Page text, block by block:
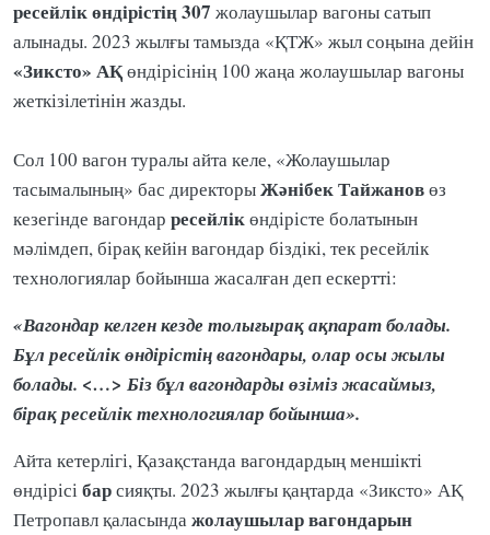
ресейлікөндірістің307 жолаушылар вагоны сатып
алынады. 2023 жылғы тамызда «ҚТЖ» жыл соңына дейін
«Зиксто» АҚөндірісінің 100 жаңа жолаушылар вагоны
жеткізілетінін жазды.
Сол 100 вагон туралы айта келе, «Жолаушылар
тасымалының» бас директорыЖәнібекТайжановөз
кезегінде вагондар ресейлікөндірісте болатынын
мәлімдеп, бірақ кейін вагондар біздікі, тек ресейлік
технологиялар бойынша жасалған деп ескертті:
«Вагондар келген кезде толығырақ ақпарат болады.
Бұл ресейлік өндірістің вагондары, олар осы жылы
болады. <…> Біз бұл вагондарды өзіміз жасаймыз,
бірақ ресейлік технологиялар бойынша».
Айта кетерлігі, Қазақстанда вагондардың меншікті
өндірісібарсияқты. 2023 жылғы қаңтарда «Зиксто» АҚ
Петропавл қаласындажолаушылар вагондарын